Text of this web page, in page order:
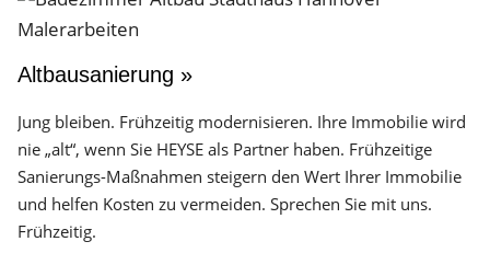
Altbausanierung »
Jung bleiben. Frühzeitig modernisieren. Ihre Immobilie wird
nie „alt“, wenn Sie HEYSE als Partner haben. Frühzeitige
Sanierungs-Maßnahmen steigern den Wert Ihrer Immobilie
und helfen Kosten zu vermeiden. Sprechen Sie mit uns.
Frühzeitig.